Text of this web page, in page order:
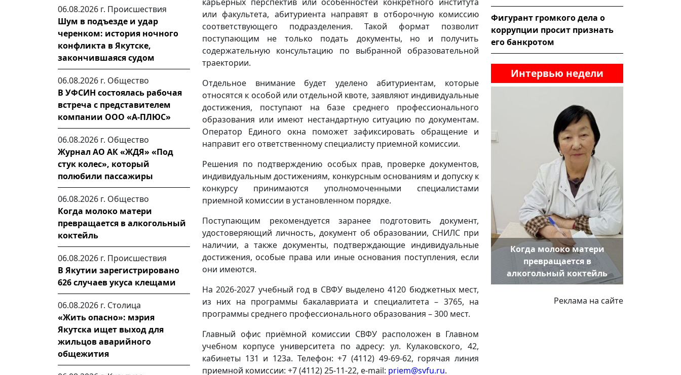
06.08.2026 г. Происшествия
Шум в подъезде и удар
черенком: история ночного
конфликта в Якутске,
закончившаяся судом
06.08.2026 г. Общество
В УФСИН состоялась рабочая
встреча с представителем
компании ООО «А-ПЛЮС»
06.08.2026 г. Общество
Журнал АО АК «ЖДЯ» «Под
стук колес», который
полюбили пассажиры
06.08.2026 г. Общество
Когда молоко матери
превращается в алкогольный
коктейль
06.08.2026 г. Происшествия
В Якутии зарегистрировано
626 случаев укуса клещами
06.08.2026 г. Столица
«Жить опасно»: мэрия
Якутска ищет выход для
жильцов аварийного
общежития
или факультета, абитуриента направят в отборочную комиссию
соответствующего подразделения. Такой формат позволит
поступающим не только подать документы, но и получить
содержательную консультацию по выбранной образовательной
траектории.
Отдельное внимание будет уделено абитуриентам, которые
относятся к особой или отдельной квоте, заявляют индивидуальные
достижения, поступают на базе среднего профессионального
образования или имеют нестандартную ситуацию по документам.
Оператор Единого окна поможет зафиксировать обращение и
направит его ответственному специалисту приемной комиссии.
Решения по подтверждению особых прав, проверке документов,
индивидуальным достижениям, конкурсным основаниям и допуску к
конкурсу принимаются уполномоченными специалистами
приемной комиссии в установленном порядке.
Поступающим рекомендуется заранее подготовить документ,
удостоверяющий личность, документ об образовании, СНИЛС при
наличии, а также документы, подтверждающие индивидуальные
достижения, особые права или иные основания поступления, если
они имеются.
На 2026-2027 учебный год в СВФУ выделено 4120 бюджетных мест,
из них на программы бакалавриата и специалитета – 3765, на
программы среднего профессионального образования – 300 мест.
Главный офис приёмной комиссии СВФУ расположен в Главном
учебном корпусе университета по адресу: ул. Кулаковского, 42,
кабинеты 131 и 123а. Телефон: +7 (4112) 49-69-62, горячая линия
приемной комиссии: +7 (4112) 25-11-22, e-mail: priem@svfu.ru.
Фигурант громкого дела о
коррупции просит признать
его банкротом
Интервью недели
Когда молоко матери
превращается в
алкогольный коктейль
Реклама на сайте